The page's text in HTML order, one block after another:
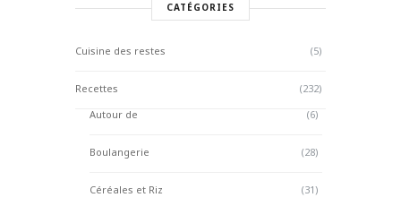
CATÉGORIES
Cuisine des restes (5)
Recettes
(232)
Autour de
(6)
Boulangerie (28)
Céréales et Riz (31)